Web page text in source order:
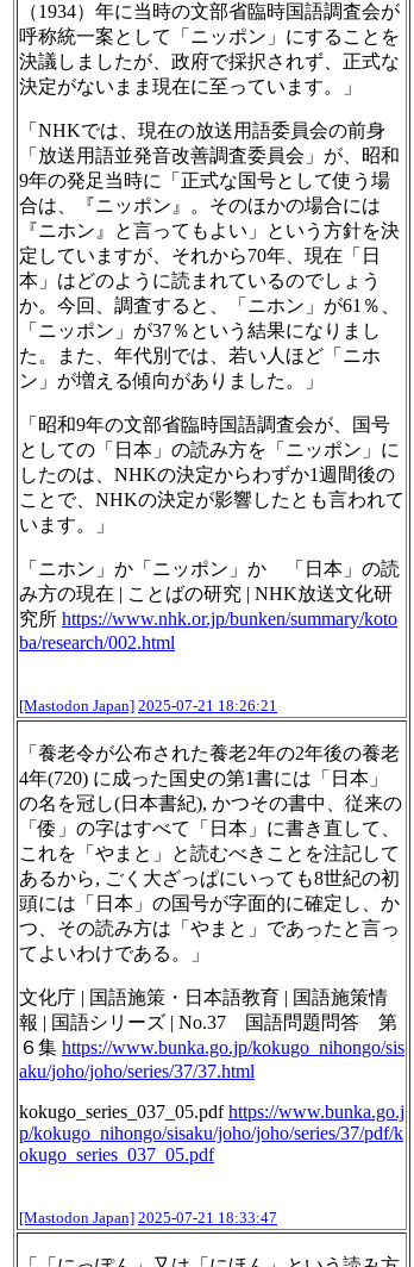
（1934）年に当時の文部省臨時国語調査会が
呼称統一案として「ニッポン」にすることを
決議しましたが、政府で採択されず、正式な
決定がないまま現在に至っています。」
「NHKでは、現在の放送用語委員会の前身
「放送用語並発音改善調査委員会」が、昭和
9年の発足当時に「正式な国号として使う場
合は、『ニッポン』。そのほかの場合には
『ニホン』と言ってもよい」という方針を決
定していますが、それから70年、現在「日
本」はどのように読まれているのでしょう
か。今回、調査すると、「ニホン」が61％、
「ニッポン」が37％という結果になりまし
た。また、年代別では、若い人ほど「ニホ
ン」が増える傾向がありました。」
「昭和9年の文部省臨時国語調査会が、国号
としての「日本」の読み方を「ニッポン」に
したのは、NHKの決定からわずか1週間後の
ことで、NHKの決定が影響したとも言われて
います。」
「ニホン」か「ニッポン」か 「日本」の読
み方の現在 | ことばの研究 | NHK放送文化研
究所 https://www.nhk.or.jp/bunken/summary/koto
ba/research/002.html
[Mastodon Japan] 2025-07-21 18:26:21
「養老令が公布された養老2年の2年後の養老
4年(720) に成った国史の第1書には「日本」
の名を冠し(日本書紀), かつその書中、従来の
「倭」の字はすべて「日本」に書き直して、
これを「やまと」と読むべきことを注記して
あるから, ごく大ざっぱにいっても8世紀の初
頭には「日本」の国号が字面的に確定し、か
つ、その読み方は「やまと」であったと言っ
てよいわけである。」
文化庁 | 国語施策・日本語教育 | 国語施策情
報 | 国語シリーズ | No.37 国語問題問答 第
６集 https://www.bunka.go.jp/kokugo_nihongo/sis
aku/joho/joho/series/37/37.html
kokugo_series_037_05.pdfhttps://www.bunka.go.j
p/kokugo_nihongo/sisaku/joho/joho/series/37/pdf/k
okugo_series_037_05.pdf
[Mastodon Japan] 2025-07-21 18:33:47